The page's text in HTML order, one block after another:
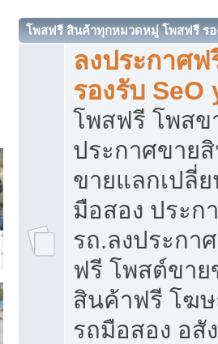
โพสฟรี สินค้าทุกหมวดหมู่ โพสฟรี รอ
ลงประกาศ
รองรับ
โพสฟรี โพสข
ประกาศขาย
ขายแลกเปลี่
มือสอง ประก
รถ.ลงประกา
ฟรี โพสต์ขา
สินค้าฟรี โฆ
รถมือสอง อสั